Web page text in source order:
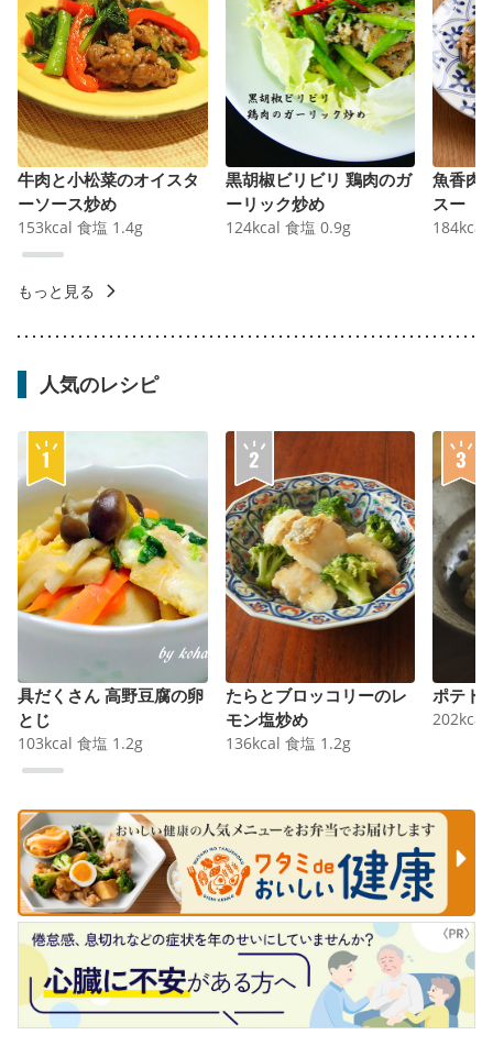
牛肉と小松菜のオイスタ
ーソース炒め
153kcal 食塩 1.4g
黒胡椒ビリビリ 鶏肉のガ
ーリック炒め
124kcal 食塩 0.9g
魚香肉
スー
184kcal
もっと見る
人気のレシピ
具だくさん 高野豆腐の卵
とじ
103kcal 食塩 1.2g
たらとブロッコリーのレ
モン塩炒め
136kcal 食塩 1.2g
ポテト
202kcal